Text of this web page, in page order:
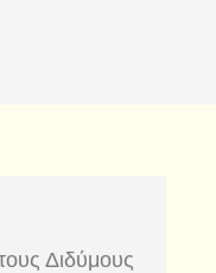
Διδύμους